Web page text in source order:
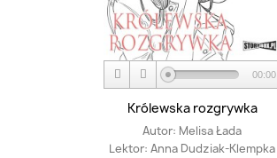
00:00
Królewska rozgrywka
Autor: Melisa Łada
Lektor: Anna Dudziak-Klempka